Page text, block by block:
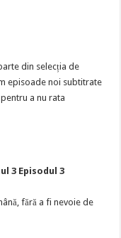
din selecția de
episoade noi subtitrate
a nu rata
3 Episodul 3
fără a fi nevoie de